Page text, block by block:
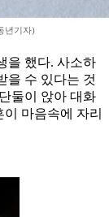
년기자)
을 했다. 사소하
을 수 있다는 것
둘이 앉아 대화
마음속에 자리